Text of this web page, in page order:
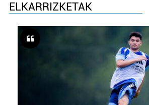
ELKARRIZKETAK